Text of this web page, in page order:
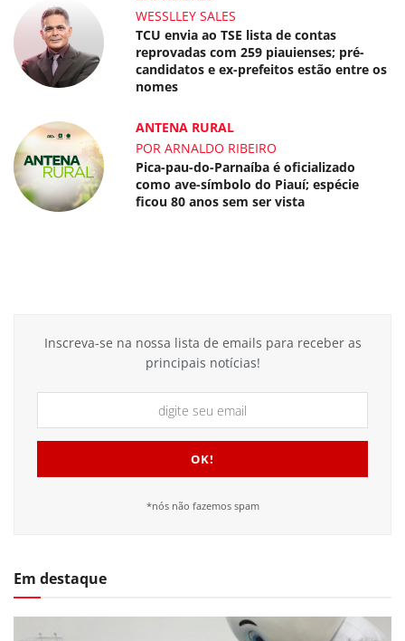
WESSLLEY SALES
TCU envia ao TSE lista de contas
reprovadas com 259 piauienses; pré-
candidatos e ex-prefeitos estão entre os
nomes
ANTENA RURAL
POR ARNALDO RIBEIRO
Pica-pau-do-Parnaíba é oficializado
como ave-símbolo do Piauí; espécie
ficou 80 anos sem ser vista
Inscreva-se na nossa lista de emails para receber as
principais notícias!
*nós não fazemos spam
Em destaque